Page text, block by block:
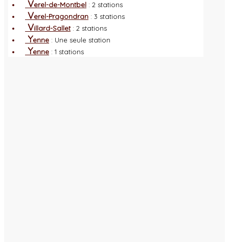
Verel-de-Montbel : 2 stations
Verel-Pragondran : 3 stations
Villard-Sallet: 2 stations
Yenne : Une seule station
Yenne : 1 stations